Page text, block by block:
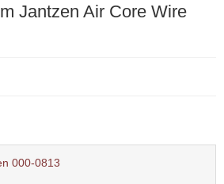
Jantzen Air Core Wire
000-0813